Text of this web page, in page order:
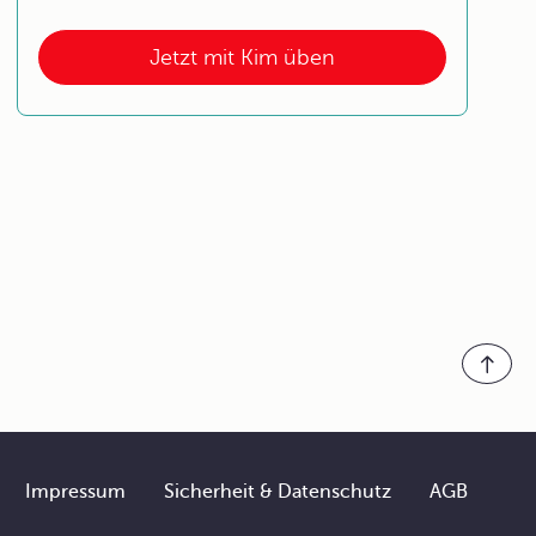
Jetzt mit Kim üben
Footer
Impressum Sicherheit & Datenschutz AGB